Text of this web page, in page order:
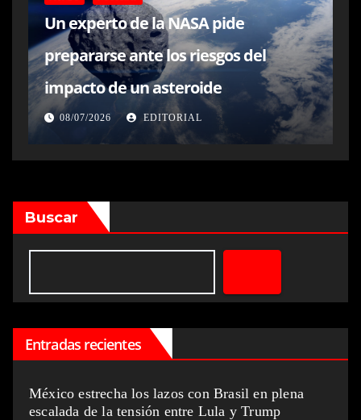
Un experto de la NASA pide
prepararse ante los riesgos del
impacto de un asteroide
08/07/2026 EDITORIAL
Buscar
Entradas recientes
México estrecha los lazos con Brasil en plena
escalada de la tensión entre Lula y Trump